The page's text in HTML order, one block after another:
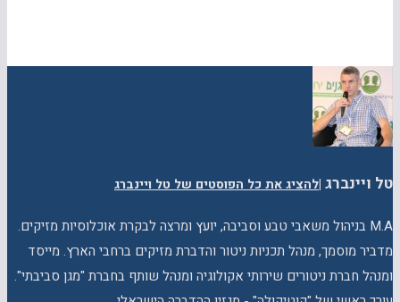
טל ויינברג |להציג את כל הפוסטים של טל ויינברג
M.A בניהול משאבי טבע וסביבה, יועץ ומרצה לבקרת אוכלוסיות מזיקים.
מדביר מוסמך, מנהל תכניות ניטור והדברת מזיקים ברחבי הארץ. מייסד
ומנהל חברת ניטורים שירותי אקולוגיה ומנהל שותף בחברת "מגן סביבתי".